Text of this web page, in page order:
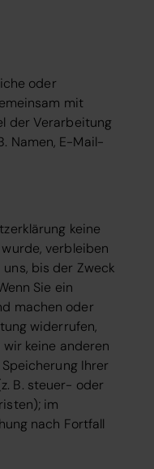
oder
mit
der Verarbeitung
Namen, E-Mail-
keine
verbleiben
bis der Zweck
Sie ein
machen oder
widerrufen,
keine anderen
Ihrer
B. steuer- oder
im
nach Fortfall